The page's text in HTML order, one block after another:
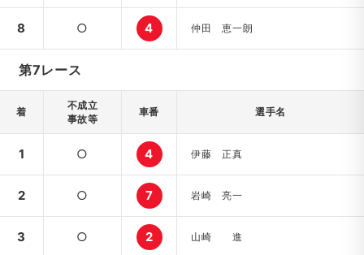
8 ○ 4 仲田 恵一朗
第7レース
着
不成立
事故等
車番 選手名
1 ○ 4 伊藤 正真
2 ○ 7 岩崎 亮一
3 ○ 2 山崎 進